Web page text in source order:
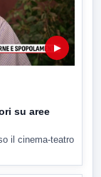
▶
su aree
il cinema-teatro